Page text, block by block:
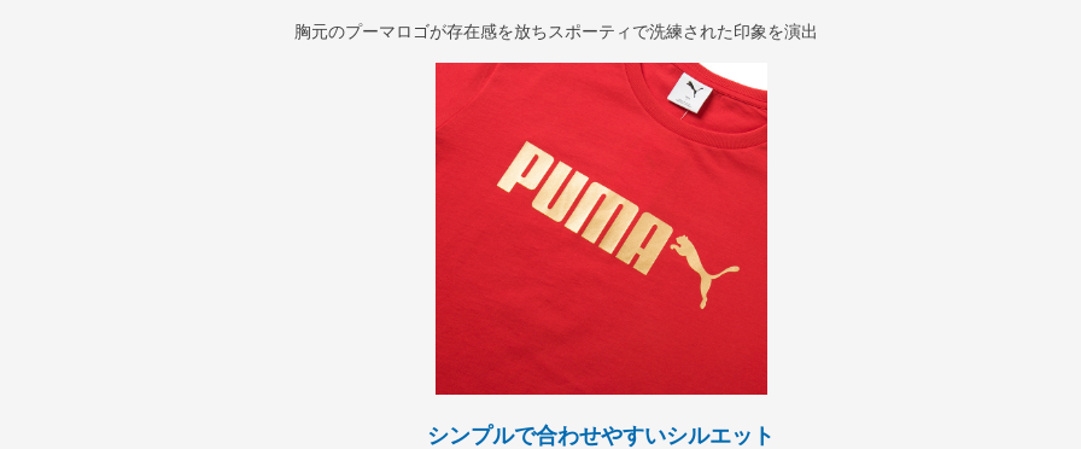
胸元のプーマロゴが存在感を放ちスポーティで洗練された印象を演出
シンプルで合わせやすいシルエット